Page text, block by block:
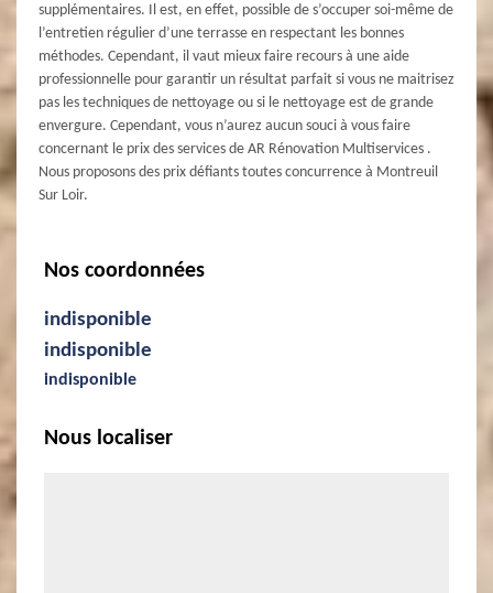
supplémentaires. Il est, en effet, possible de s’occuper soi-même de
l’entretien régulier d’une terrasse en respectant les bonnes
méthodes. Cependant, il vaut mieux faire recours à une aide
professionnelle pour garantir un résultat parfait si vous ne maitrisez
pas les techniques de nettoyage ou si le nettoyage est de grande
envergure. Cependant, vous n’aurez aucun souci à vous faire
concernant le prix des services de AR Rénovation Multiservices .
Nous proposons des prix défiants toutes concurrence à Montreuil
Sur Loir.
Nos coordonnées
indisponible
indisponible
indisponible
Nous localiser